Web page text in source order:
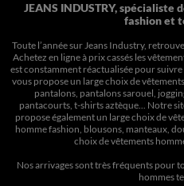
JEANS INDUSTRY, spécialiste
fashion et
Toute l’année sur Jeans Industry,
Achetez en ligne à prix cassés les
est constamment réactualisée pour
vous propose un large choix de
pantalons, pantalons sarouel,
pantacourts, t-shirts aztèque... Notre
propose également un large choix de
homme fashion, blousons, manteaux,
choix devêtements
Nos arrivages sont très fréquents pour
hommes